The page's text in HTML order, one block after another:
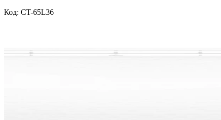
Код: CT-65L36